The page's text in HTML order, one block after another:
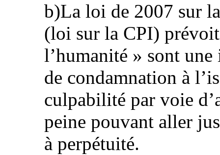
b)La loi de 2007 sur
(loi sur la CPI)
l’humanité » sont
de condamnation à
culpabilité par voie
peine pouvant aller
à perpétuité.